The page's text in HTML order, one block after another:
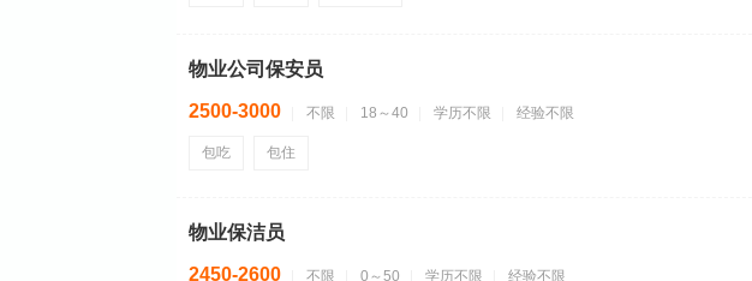
物业公司保安员
2500-3000 不限 18～40 学历不限 经验不限
包吃 包住
物业保洁员
2450-2600 不限 0～50 学历不限 经验不限